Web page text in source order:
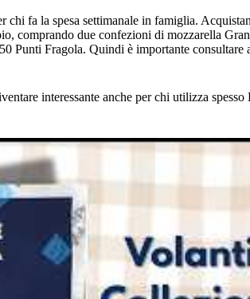
chi fa la spesa settimanale in famiglia.
comprando due confezioni di mozzarella
Punti Fragola. Quindi è importante consultare
interessante anche per chi utilizza